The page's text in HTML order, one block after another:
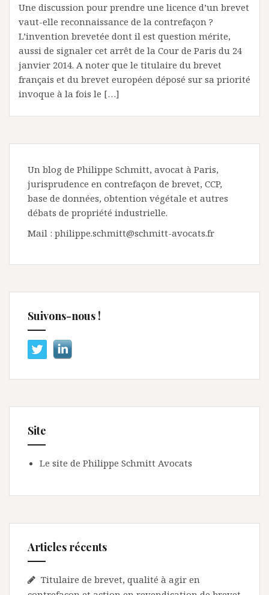
Une discussion pour prendre une licence d’un brevet
vaut-elle reconnaissance de la contrefaçon ?
L’invention brevetée dont il est question mérite,
aussi de signaler cet arrêt de la Cour de Paris du 24
janvier 2014. A noter que le titulaire du brevet
français et du brevet européen déposé sur sa priorité
invoque à la fois le […]
Un blog de Philippe Schmitt, avocat à Paris,
jurisprudence en contrefaçon de brevet, CCP,
base de données, obtention végétale et autres
débats de propriété industrielle.
Mail : philippe.schmitt@schmitt-avocats.fr
Suivons-nous !
Site
Le site de Philippe Schmitt Avocats
Articles récents
Titulaire de brevet, qualité à agir en